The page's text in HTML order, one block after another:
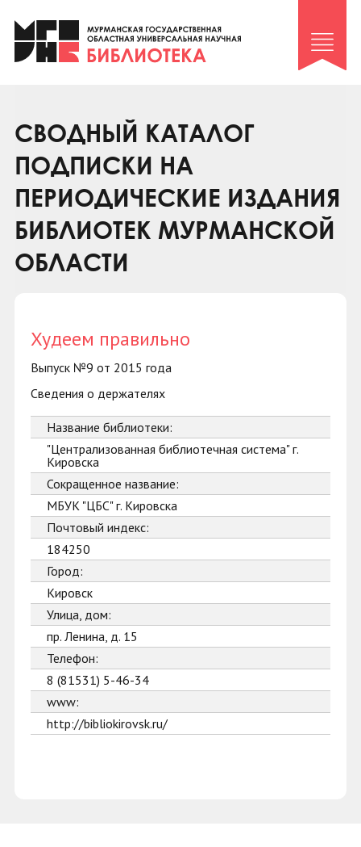
Клуб «Гиря и сельдерей»
Клуб «Семейный архив»
Коллегам
Контакты
СВОДНЫЙ КАТАЛОГ
ПОДПИСКИ НА
ПЕРИОДИЧЕСКИЕ ИЗДАНИЯ
БИБЛИОТЕК МУРМАНСКОЙ
ОБЛАСТИ
Худеем правильно
Выпуск №9 от 2015 года
Сведения о держателях
Название библиотеки:
"Централизованная библиотечная система" г.
Кировска
Сокращенное название:
МБУК "ЦБС" г. Кировска
Почтовый индекс:
184250
Город:
Кировск
Улица, дом:
пр. Ленина, д. 15
Телефон:
8 (81531) 5-46-34
www:
http://bibliokirovsk.ru/